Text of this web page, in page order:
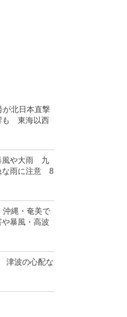
北日本直撃
も 東海以西
風や大雨 九
な雨に注意 8
縄・奄美で
暴風・高波
津波の心配な